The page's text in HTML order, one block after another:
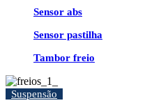
Sensor abs
Sensor pastilha
Tambor freio
Suspensão